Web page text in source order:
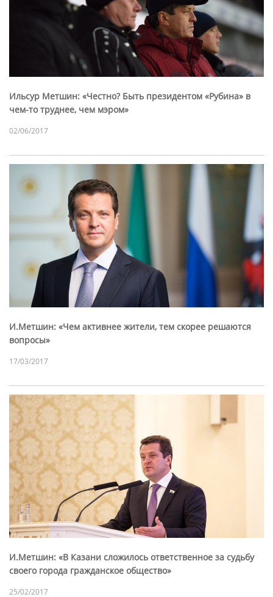
Ильсур Метшин: «Честно? Быть президентом «Рубина» в
чем-то труднее, чем мэром»
02/06/2017
И.Метшин: «Чем активнее жители, тем скорее решаются
вопросы»
17/03/2017
И.Метшин: «В Казани сложилось ответственное за судьбу
своего города гражданское общество»
25/02/2017